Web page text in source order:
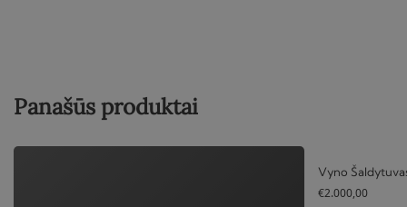
Panašūs produktai
Vyno
€2.000,00